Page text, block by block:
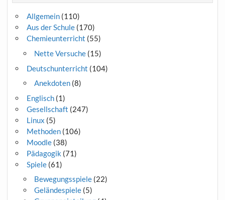
Allgemein(110)
Aus der Schule(170)
Chemieunterricht (55)
Nette Versuche(15)
Deutschunterricht (104)
Anekdoten(8)
Englisch(1)
Gesellschaft (247)
Linux (5)
Methoden(106)
Moodle(38)
Pädagogik (71)
Spiele(61)
Bewegungsspiele(22)
Geländespiele(5)